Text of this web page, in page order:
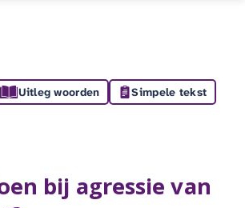
Uitleg woorden Simpele tekst
bij agressie van